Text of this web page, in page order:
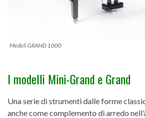
Medeli GRAND 1000
I modelli Mini-Grand e Grand
Una serie di strumenti dalle forme
anche come complemento di arredo